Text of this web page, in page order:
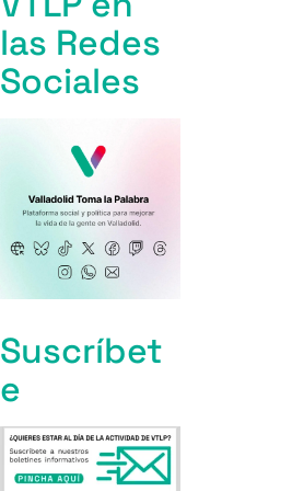
las Redes
Sociales
Suscríbet
e